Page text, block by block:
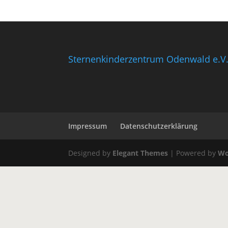
Sternenkinderzentrum Odenwald e.V.
Impressum Datenschutzerklärung
Designed by Elegant Themes | Powered by